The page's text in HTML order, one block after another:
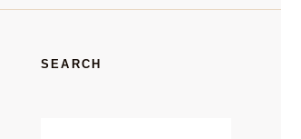
SEARCH